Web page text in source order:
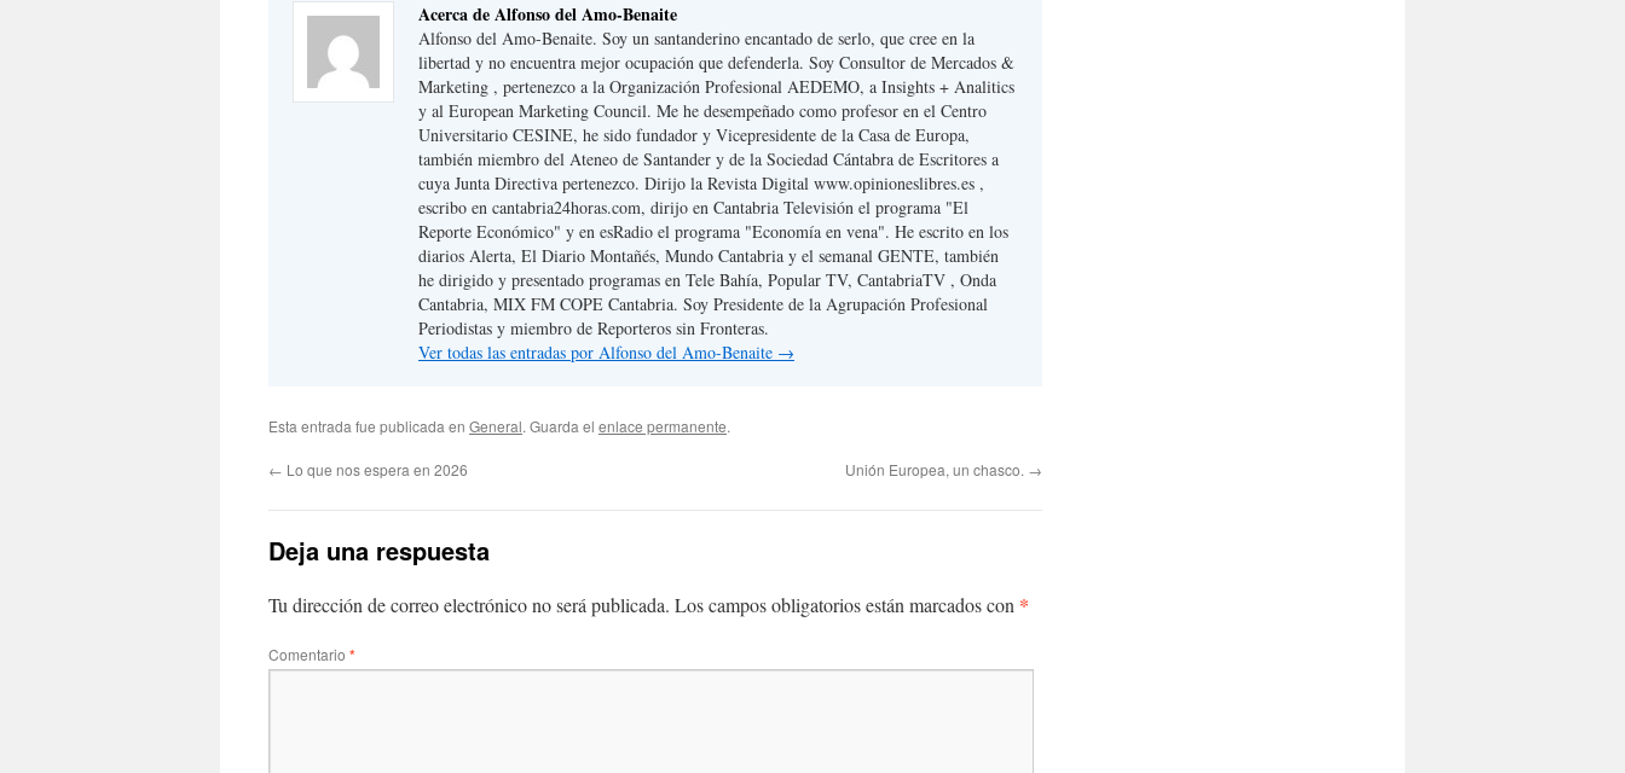
Acerca de Alfonso del Amo-Benaite
Alfonso del Amo-Benaite. Soy un santanderino encantado de serlo, que cree en la
libertad y no encuentra mejor ocupación que defenderla. Soy Consultor de Mercados &
Marketing , pertenezco a la Organización Profesional AEDEMO, a Insights + Analitics
y al European Marketing Council. Me he desempeñado como profesor en el Centro
Universitario CESINE, he sido fundador y Vicepresidente de la Casa de Europa,
también miembro del Ateneo de Santander y de la Sociedad Cántabra de Escritores a
cuya Junta Directiva pertenezco. Dirijo la Revista Digital www.opinioneslibres.es ,
escribo en cantabria24horas.com, dirijo en Cantabria Televisión el programa "El
Reporte Económico" y en esRadio el programa "Economía en vena". He escrito en los
diarios Alerta, El Diario Montañés, Mundo Cantabria y el semanal GENTE, también
he dirigido y presentado programas en Tele Bahía, Popular TV, CantabriaTV , Onda
Cantabria, MIX FM COPE Cantabria. Soy Presidente de la Agrupación Profesional
Periodistas y miembro de Reporteros sin Fronteras.
Ver todas las entradas por Alfonso del Amo-Benaite →
Esta entrada fue publicada en General. Guarda el enlace permanente.
← Lo que nos espera en 2026 Unión Europea, un chasco. →
Deja una respuesta
Tu dirección de correo electrónico no será publicada. Los campos obligatorios están marcados con *
Comentario *